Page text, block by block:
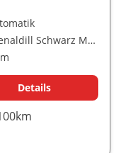
Grenaldill Schwarz Metallic
Details